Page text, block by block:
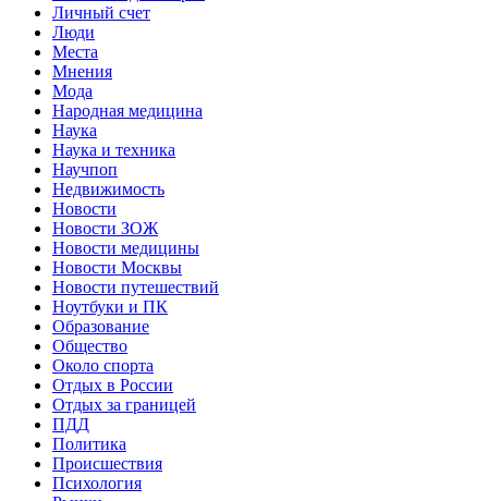
Личный счет
Люди
Места
Мнения
Мода
Народная медицина
Наука
Наука и техника
Научпоп
Недвижимость
Новости
Новости ЗОЖ
Новости медицины
Новости Москвы
Новости путешествий
Ноутбуки и ПК
Образование
Общество
Около спорта
Отдых в России
Отдых за границей
ПДД
Политика
Происшествия
Психология